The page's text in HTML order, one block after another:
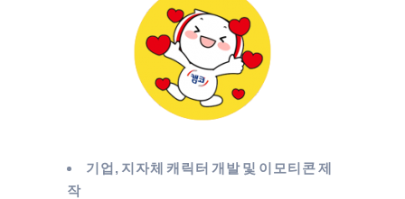
기업, 지자체 캐릭터 개발 및 이모티콘 제
작